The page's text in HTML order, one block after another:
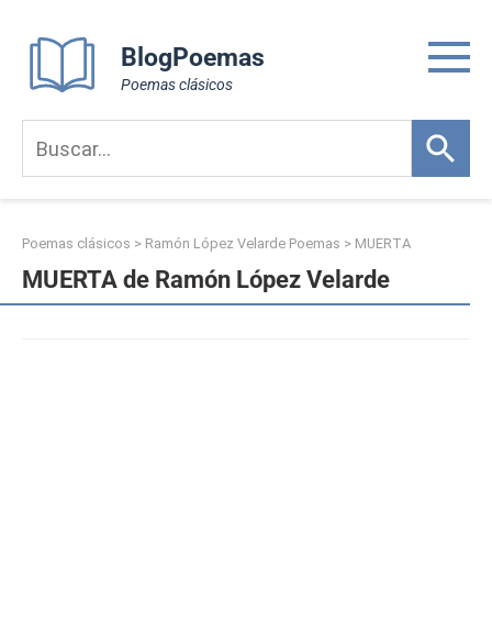
content
BlogPoemas
Poemas clásicos
Poemas clásicos > Ramón López Velarde Poemas > MUERTA
MUERTA de Ramón López Velarde